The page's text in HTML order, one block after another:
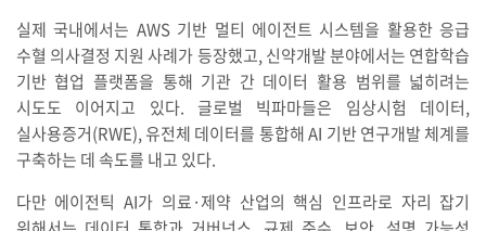
실제 국내에서는 AWS 기반 멀티 에이전트 시스템을 활용한 응급
수혈 의사결정 지원 사례가 등장했고, 신약개발 분야에서는 연합학습
기반 협업 플랫폼을 통해 기관 간 데이터 활용 범위를 넓히려는
시도도 이어지고 있다. 글로벌 빅파마들은 임상시험 데이터,
실사용증거(RWE), 유전체 데이터를 통합해 AI 기반 연구개발 체계를
구축하는 데 속도를 내고 있다.
다만 에이전틱 AI가 의료·제약 산업의 핵심 인프라로 자리 잡기